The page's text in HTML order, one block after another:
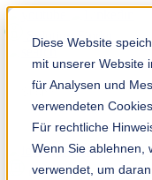
Diese Website
mit unserer Website
für Analysen und
verwendeten
Für rechtliche
Wenn Sie ablehnen,
verwendet, um
Solution Finder
de